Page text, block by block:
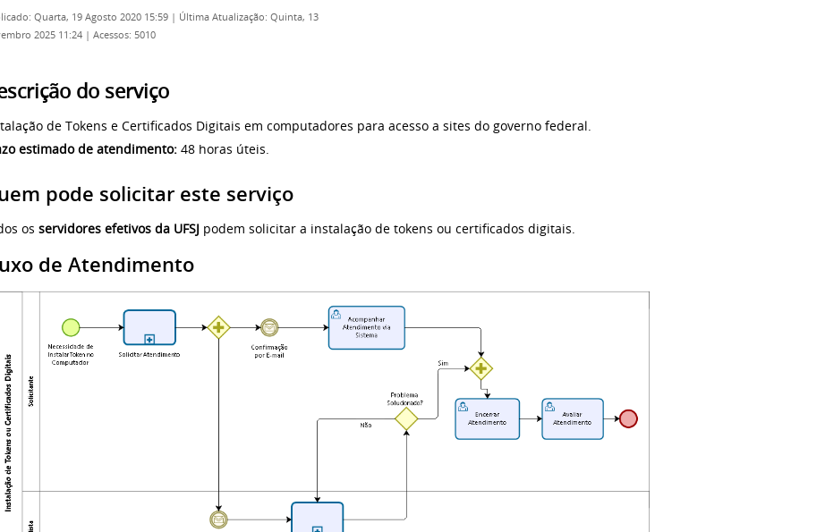
Quarta, 19 Agosto 2020 15:59 | Última Atualização: Quinta, 13
2025 11:24 | Acessos: 5010
do serviço
de Tokens e Certificados Digitais em computadores para acesso a sites do governo federal.
estimado de atendimento: 48 horas úteis.
pode solicitar este serviço
os servidores efetivos da UFSJ podem solicitar a ​instalação de tokens ou certificados digitais.
de Atendimento